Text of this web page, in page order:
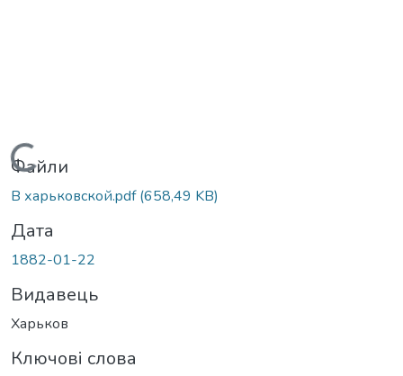
Вантажиться...
Файли
В харьковской.pdf(658,49 KB)
Дата
1882-01-22
Видавець
Харьков
Ключові слова